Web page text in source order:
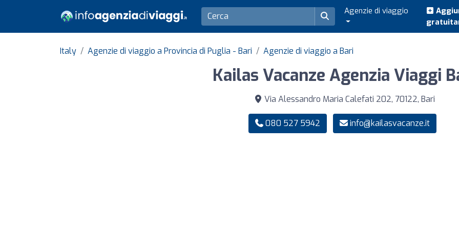
Agenzie di viaggio
Italy Agenzie di viaggio a Provincia di Puglia - Bari Agenzie di viaggio a Bari
Kailas Vacanze Agenzia Viaggi
Via Alessandro Maria Calefati 202, 70122, Bari
080 527 5942 info@kailasvacanze.it